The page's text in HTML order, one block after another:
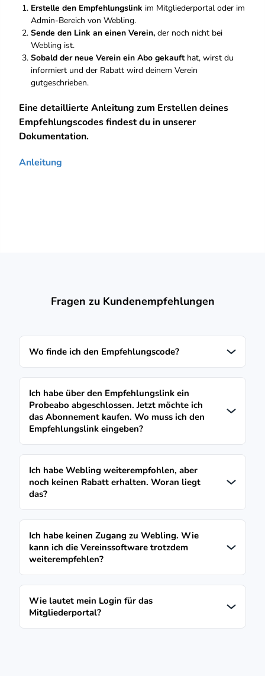
Erstelle den Empfehlungslink im Mitgliederportal oder im
Admin-Bereich von Webling.
Sende den Link an einen Verein, der noch nicht bei
Webling ist.
Sobald der neue Verein ein Abo gekaufthat, wirst du
informiert und der Rabatt wird deinem Verein
gutgeschrieben.
Eine detaillierte Anleitung zum Erstellen deines
Empfehlungscodes findest du in unserer
Dokumentation.
Anleitung
Fragen zu Kundenempfehlungen
Wo finde ich den Empfehlungscode?
Ich habe über den Empfehlungslink ein
Probeabo abgeschlossen. Jetzt möchte ich
das Abonnement kaufen. Wo muss ich den
Empfehlungslink eingeben?
Ich habe Webling weiterempfohlen, aber
noch keinen Rabatt erhalten. Woran liegt
das?
Ich habe keinen Zugang zu Webling. Wie
kann ich die Vereinssoftware trotzdem
weiterempfehlen?
Wie lautet mein Login für das
Mitgliederportal?